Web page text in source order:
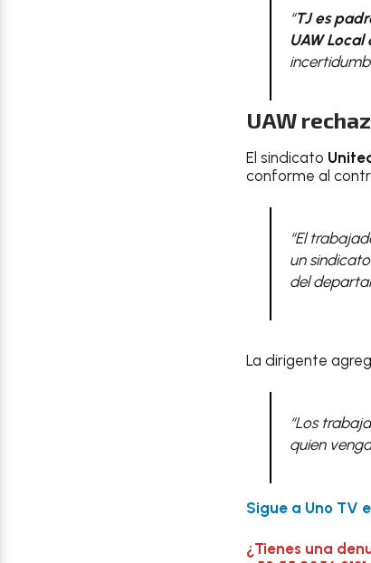
“TJ es
UAW Local
UAW
El sindicato
conforme al
“El
un
del
La dirigente
“Los
quien
Sigue a Uno TV
¿Tienes una